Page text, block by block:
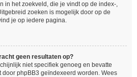
in het zoekveld, die je vindt op de index-,
zoeken is mogelijk door op de
je op iedere pagina.
geen resultaten op?
niet specifiek genoeg en bevatte
phpBB3 geïndexeerd worden. Wees